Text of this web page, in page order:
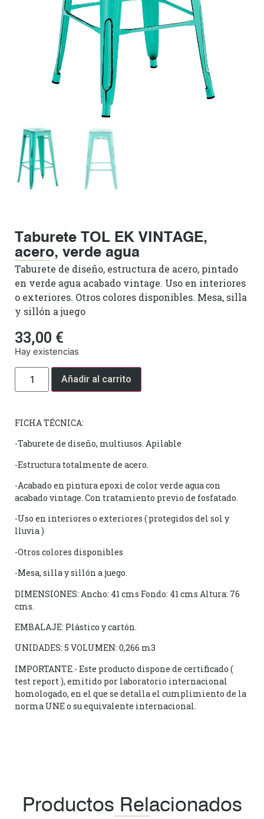
Taburete TOL EK VINTAGE,
acero, verde agua
Taburete de diseño, estructura de acero, pintado
en verde agua acabado vintage. Uso en interiores
o exteriores. Otros colores disponibles. Mesa, silla
y sillón a juego
33,00 €
Hay existencias
Añadir al carrito
FICHA TÉCNICA:
-Taburete de diseño, multiusos. Apilable
-Estructura totalmente de acero.
-Acabado en pintura epoxi de color verde agua con
acabado vintage. Con tratamiento previo de fosfatado.
-Uso en interiores o exteriores ( protegidos del sol y
lluvia )
-Otros colores disponibles
-Mesa, silla y sillón a juego.
DIMENSIONES: Ancho: 41 cms Fondo: 41 cms Altura: 76
cms.
EMBALAJE: Plástico y cartón.
UNIDADES: 5 VOLUMEN: 0,266 m3
IMPORTANTE.- Este producto dispone de certificado (
test report ), emitido por laboratorio internacional
homologado, en el que se detalla el cumplimiento de la
norma UNE o su equivalente internacional.
Productos Relacionados